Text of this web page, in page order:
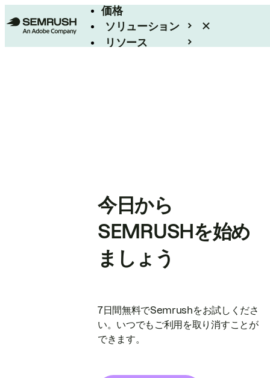
価格
ソリューション
リソース
今日から
SEMRUSHを始め
ましょう
7日間無料でSemrushをお試しくださ
い。いつでもご利用を取り消すことが
できます。